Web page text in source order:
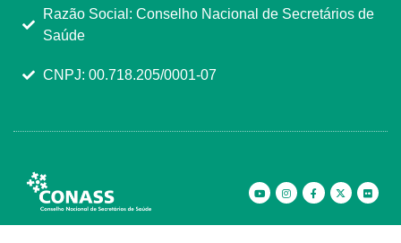
Razão Social: Conselho Nacional de Secretários de
Saúde
CNPJ: 00.718.205/0001-07